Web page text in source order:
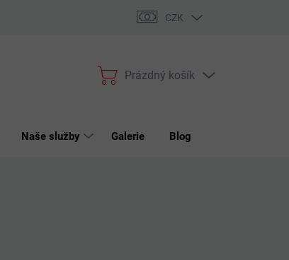
Podmínky ochrany osobních údajů
CZK
Nákupní
Prázdný košík
Naše služby Galerie Blog